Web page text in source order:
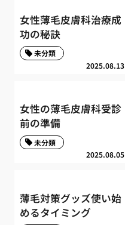
女性薄毛皮膚科治療成
功の秘訣
2025.08.13
未分類
女性の薄毛皮膚科受診
前の準備
2025.08.05
未分類
薄毛対策グッズ使い始
めるタイミング